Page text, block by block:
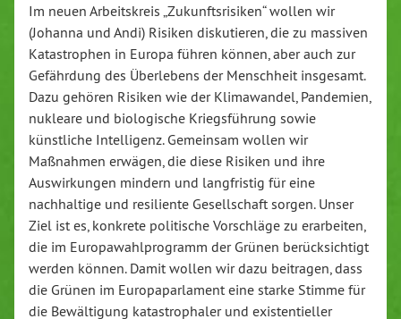
Im neuen Arbeitskreis „Zukunftsrisiken“ wollen wir
(Johanna und Andi) Risiken diskutieren, die zu massiven
Katastrophen in Europa führen können, aber auch zur
Gefährdung des Überlebens der Menschheit insgesamt.
Dazu gehören Risiken wie der Klimawandel, Pandemien,
nukleare und biologische Kriegsführung sowie
künstliche Intelligenz. Gemeinsam wollen wir
Maßnahmen erwägen, die diese Risiken und ihre
Auswirkungen mindern und langfristig für eine
nachhaltige und resiliente Gesellschaft sorgen. Unser
Ziel ist es, konkrete politische Vorschläge zu erarbeiten,
die im Europawahlprogramm der Grünen berücksichtigt
werden können. Damit wollen wir dazu beitragen, dass
die Grünen im Europaparlament eine starke Stimme für
die Bewältigung katastrophaler und existentieller